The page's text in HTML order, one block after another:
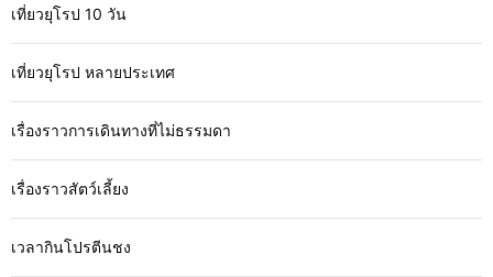
เที่ยวยุโรป 10 วัน
เที่ยวยุโรป หลายประเทศ
เรื่องราวการเดินทางที่ไม่ธรรมดา
เรื่องราวสัตว์เลี้ยง
เวลากินโปรตีนชง